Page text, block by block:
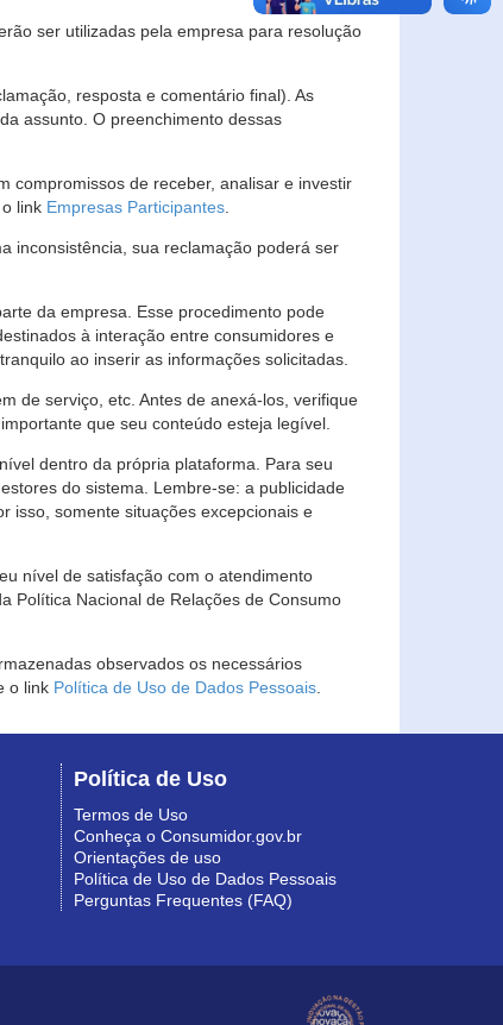
ser utilizadas pela empresa para resolução
resposta e comentário final). As
assunto. O preenchimento dessas
compromissos de receber, analisar e investir
link Empresas Participantes
inconsistência, sua reclamação poderá ser
da empresa. Esse procedimento pode
à interação entre consumidores e
ao inserir as informações solicitadas.
de serviço, etc. Antes de anexá-los, verifique
que seu conteúdo esteja legível.
dentro da própria plataforma. Para seu
do sistema. Lembre-se: a publicidade
isso, somente situações excepcionais e
nível de satisfação com o atendimento
Política Nacional de Relações de Consumo
observados os necessários
o link Política de Uso de Dados Pessoais
Política de Uso
Termos de Uso
Conheça o Consumidor.gov.br
Orientações de uso
Política de Uso de Dados Pessoais
Perguntas Frequentes (FAQ)